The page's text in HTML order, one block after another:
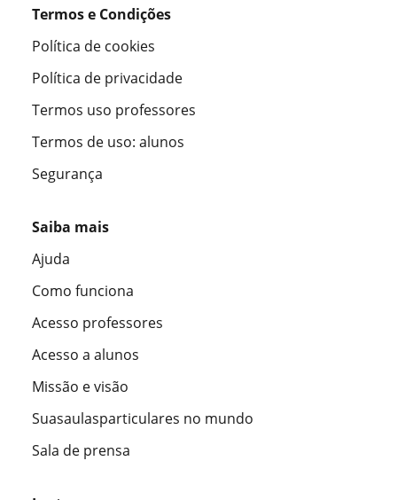
Termos e Condições
Política de cookies
Política de privacidade
Termos uso professores
Termos de uso: alunos
Segurança
Saiba mais
Ajuda
Como funciona
Acesso professores
Acesso a alunos
Missão e visão
Suasaulasparticulares no mundo
Sala de prensa